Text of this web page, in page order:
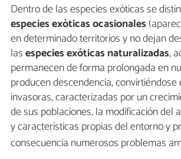
Dentro de las especies exóticas se
especies exóticas ocasionales
en determinado territorios y no dejan
lasespecies exóticas naturalizadas,
permanecen de forma prolongada en
producen descendencia, convirtiéndose
invasoras, caracterizadas por un
de sus poblaciones, la modificación del
y características propias del entorno y
consecuencia numerosos problemas